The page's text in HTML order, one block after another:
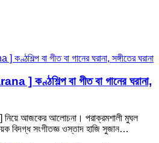
] কণ্ঠশিল্প বা গীত বা গানের ঘরানা,
আজকের আলোচনা। পরাক্রমশালী মুঘল
বিদগ্ধ সংগীতজ্ঞ ওস্তাদ হাজি সুজান…